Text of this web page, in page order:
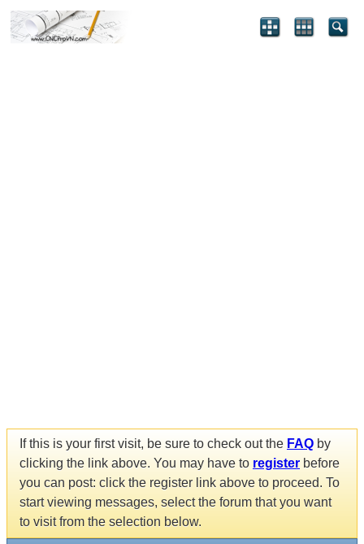
If this is your first visit, be sure to check out the FAQ by
clicking the link above. You may have to register before
you can post: click the register link above to proceed. To
start viewing messages, select the forum that you want
to visit from the selection below.